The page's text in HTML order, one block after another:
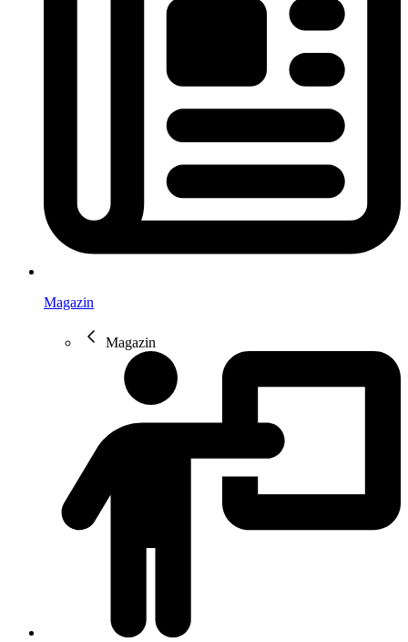
Magazin
Magazin